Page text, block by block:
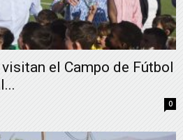
el Campo de Fútbol
0